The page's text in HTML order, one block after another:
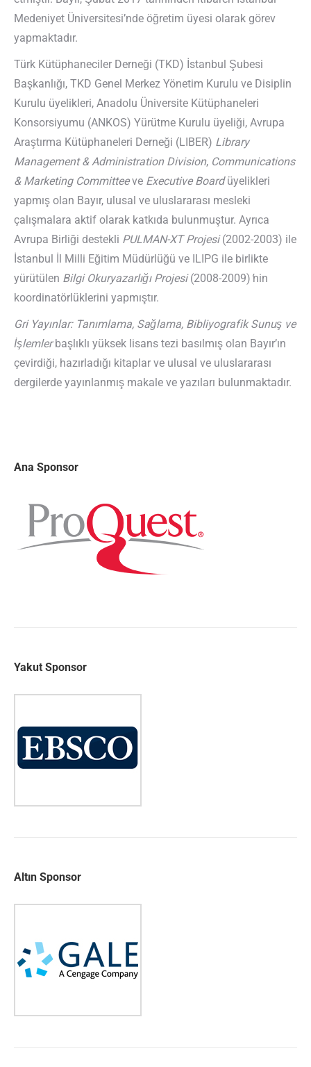
Medeniyet Üniversitesi’nde öğretim üyesi olarak görev
yapmaktadır.
Türk Kütüphaneciler Derneği (TKD) İstanbul Şubesi
Başkanlığı, TKD Genel Merkez Yönetim Kurulu ve Disiplin
Kurulu üyelikleri, Anadolu Üniversite Kütüphaneleri
Konsorsiyumu (ANKOS) Yürütme Kurulu üyeliği, Avrupa
Araştırma Kütüphaneleri Derneği (LIBER) Library
Management & Administration Division, Communications
& Marketing Committeeve Executive Boardüyelikleri
yapmış olan Bayır, ulusal ve uluslararası mesleki
çalışmalara aktif olarak katkıda bulunmuştur. Ayrıca
Avrupa Birliği destekli PULMAN-XT Projesi(2002-2003) ile
İstanbul İl Milli Eğitim Müdürlüğü ve ILIPG ile birlikte
yürütülen Bilgi Okuryazarlığı Projesi(2008-2009) nin
koordinatörlüklerini yapmıştır.
Gri Yayınlar: Tanımlama, Sağlama, Bibliyografik Sunuş ve
İşlemlerbaşlıklı yüksek lisans tezi basılmış olan Bayır’ın
çevirdiği, hazırladığı kitaplar ve ulusal ve uluslararası
dergilerde yayınlanmış makale ve yazıları bulunmaktadır.
Ana Sponsor
Yakut Sponsor
Altın Sponsor